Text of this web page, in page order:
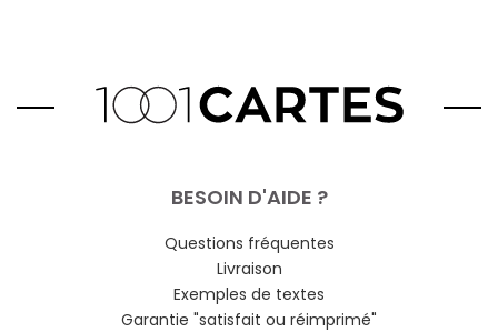
BESOIN D'AIDE ?
Questions fréquentes
Livraison
Exemples de textes
Garantie "satisfait ou réimprimé"